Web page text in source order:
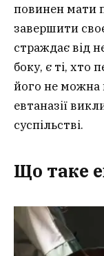
повинен мати
завершити
страждає від
боку, є ті, хто
його не можна
евтаназії
суспільстві.
Що таке